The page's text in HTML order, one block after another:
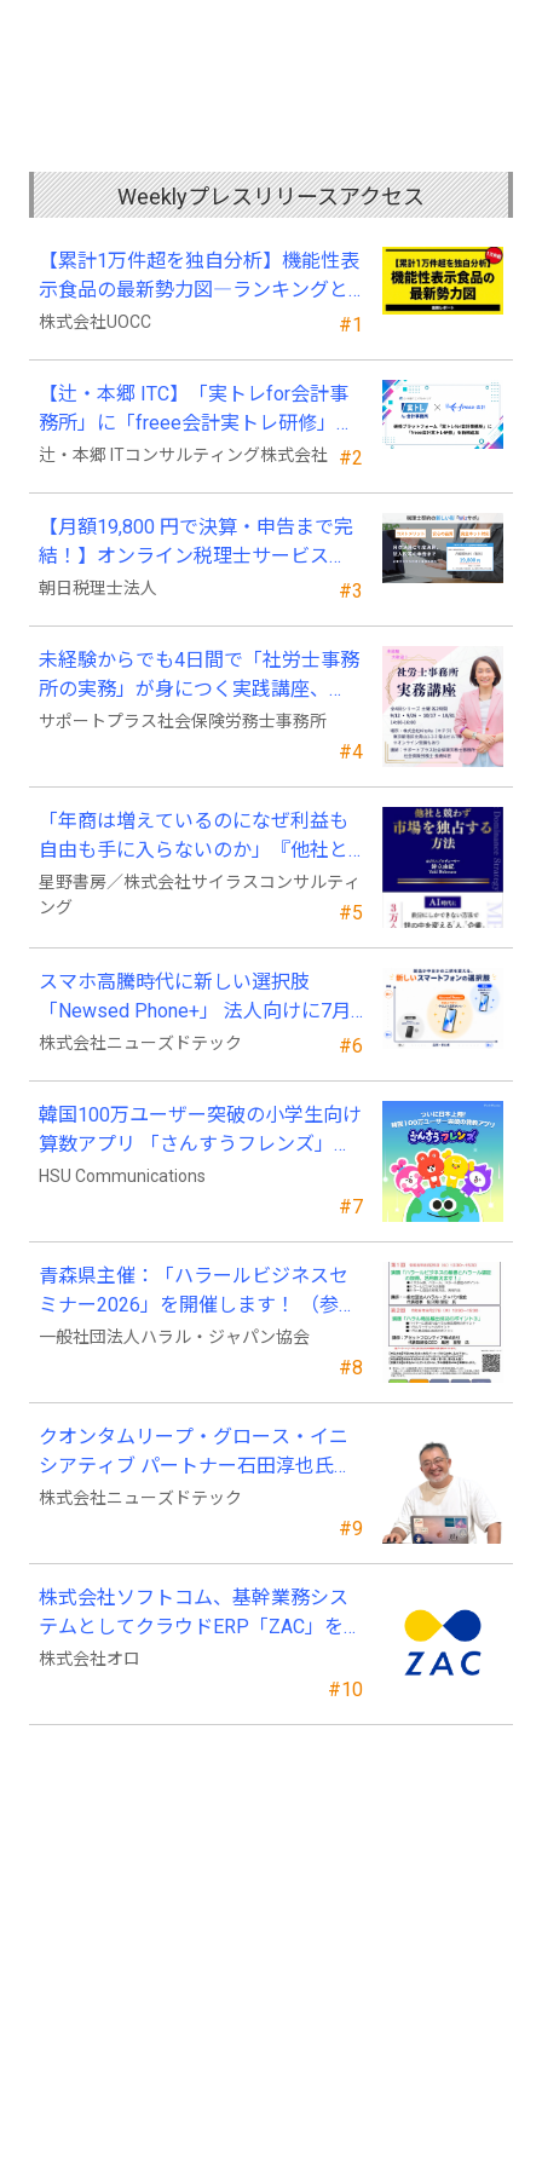
Weeklyプレスリリースアクセス
#1
【累計1万件超を独自分析】機能性表
示食品の最新勢力図―ランキングと
2025年4月以降の変化
株式会社UOCC
#2
【辻・本郷 ITC】「実トレfor会計事
務所」に「freee会計実トレ研修」を
新規追加
辻・本郷 ITコンサルティング株式会社
#3
【月額19,800 円で決算・申告まで完
結！】オンライン税理士サービス
「Wiz サポ」
朝日税理士法人
#4
未経験からでも4日間で「社労士事務
所の実務」が身につく実践講座、
2026年9月開講
サポートプラス社会保険労務士事務所
#5
「年商は増えているのになぜ利益も
自由も手に入らないのか」『他社と
競わず 市場を独占する方法』発売
星野書房／株式会社サイラスコンサルティ
ング
#6
スマホ高騰時代に新しい選択肢
「Newsed Phone+」 法人向けに7月
23日から販売開始
株式会社ニューズドテック
#7
韓国100万ユーザー突破の小学生向け
算数アプリ 「さんすうフレンズ」、
ついに日本上陸!
HSU Communications
#8
青森県主催：「ハラールビジネスセ
ミナー2026」を開催します！ （参加
費無料）
一般社団法人ハラル・ジャパン協会
#9
クオンタムリープ・グロース・イニ
シアティブ パートナー石田淳也氏が
ニューズドテックの戦略顧問に就任
株式会社ニューズドテック
#10
株式会社ソフトコム、基幹業務シス
テムとしてクラウドERP「ZAC」を採
用
株式会社オロ